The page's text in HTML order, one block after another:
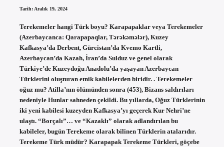
Tarih: Aralık 19, 2024
Terekemeler hangi Türk boyu? Karapapaklar veya Terekemeler
(Azerbaycanca: Qarapapaqlar, Tərəkəmələr), Kuzey
Kafkasya’da Derbent, Gürcistan’da Kvemo Kartli,
Azerbaycan’da Kazah, İran’da Sulduz ve genel olarak
Türkiye’de Kuzeydoğu Anadolu’da yaşayan Azerbaycan
Türklerini oluşturan etnik kabilelerden biridir. . Terekemeler
oğuz mu? Atilla’nın ölümünden sonra (453), Bizans saldırıları
nedeniyle Hunlar sahneden çekildi. Bu yıllarda, Oğuz Türklerinin
iki yeni kabilesi kuzeyden Kafkasya’yı geçerek Kur Nehri’ne
ulaştı. “Borçalı”… ve “Kazaklı” olarak adlandırılan bu
kabileler, bugün Terekeme olarak bilinen Türklerin atalarıdır.
Terekeme Türk müdür? Karapapak Terekeme Türkleri, göçebe